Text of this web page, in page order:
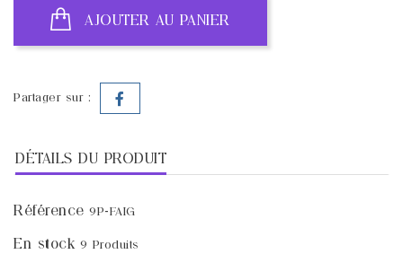
AJOUTER AU PANIER
Partager sur :
DÉTAILS DU PRODUIT
Référence 9P-FAIG
En stock 9 Produits